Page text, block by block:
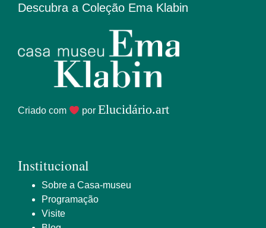
Descubra a Coleção Ema Klabin
Criado com por Elucidário.art
Institucional
Sobre a Casa-museu
Programação
Visite